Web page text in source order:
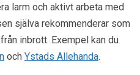
larm och aktivt arbeta med
själva rekommenderar som
inbrott. Exempel kan du
och Ystads Allehanda.